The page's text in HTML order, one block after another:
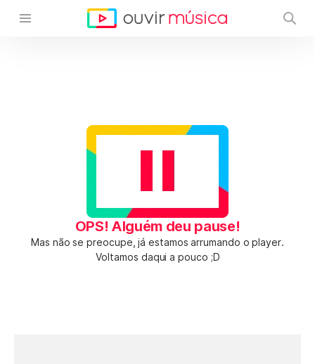
OPS! Alguém deu pause!
Mas não se preocupe, já estamos arrumando o player.
Voltamos daqui a pouco ;D